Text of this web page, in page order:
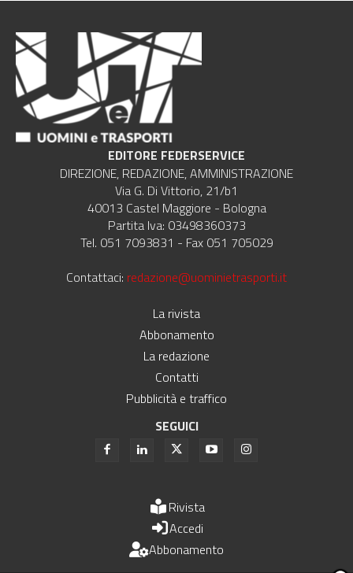
EDITORE FEDERSERVICE
DIREZIONE, REDAZIONE, AMMINISTRAZIONE
Via G. Di Vittorio, 21/b1
40013 Castel Maggiore - Bologna
Partita Iva: 03498360373
Tel. 051 7093831 - Fax 051 705029
Contattaci: redazione@uominietrasporti.it
La rivista
Abbonamento
La redazione
Contatti
Pubblicità e traffico
SEGUICI
Rivista
Accedi
Abbonamento